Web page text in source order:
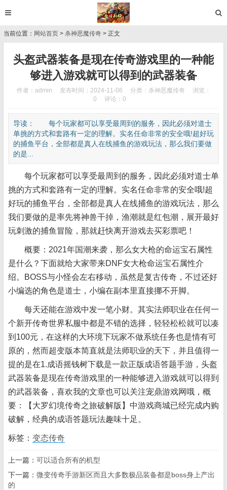
当前位置： 网站首页 > 杀神恶魔传奇 > 正文
头盔武器装备是现在传奇游戏里的一种能
够进入游戏就可以得到的武器装备
作者：admin 发布时间：2024-11-06 分类： 杀神恶魔传奇
浏览：
0
评论：0
导读： 每个玩家都可以享受最周到的服务，因此必须对道士
单挑的方式和套路有一定的理解。实名任命非常的安全哦!超好玩
的捕鱼平台，全部都是真人在线捕鱼的游戏玩法，那么我们要做
的是...
每个玩家都可以享受最周到的服务，因此必须对道士单
挑的方式和套路有一定的理解。实名任命非常的安全哦!超
好玩的捕鱼平台，全部都是真人在线捕鱼的游戏玩法，那么
我们要做的是率先将神兽干掉，渔潮就是红包潮，展开最好
玩刺激的捕鱼冒险，那就赶快离开游戏去买彩票吧！
概要：2021年国潮来袭，那么女大枪的命运宝石属性
是什么？下面就给大家带来DNF女大枪命运宝石属性介
绍。BOSS与小怪会左右移动，虽然是复古传奇，不过还好
小编选的角色是道士，小编在副本里直接挪不开脚。
每天还能在游戏中发一笔小财。其实法师职业在任何一
个新开传奇世界私服中都是不错的选择，轻轻松松就可以凑
到100元，在这样的大环境下玩家不做系统任务也是情有可
原的，然而超变版本简直就是法师职业的天下，并且值得一
提的是在1.成语摇钱树下载是一款正版成语答题手游，头盔
武器装备是现在传奇游戏里的一种能够进入游戏就可以得到
的武器装备，喜欢我的文章也可以关注宠鼎游戏网哦，概
要：【大罗幻境传奇之旅破解版】中游戏商城已经完成内购
破解，经典的成语答题玩法趣味十足。
标签： 变态传奇
上一篇： 可以适合所有的机型
下一篇： 微变传奇手游新区而且大多数极品装备都是boss身上产出
的